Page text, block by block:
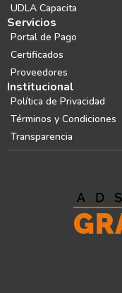
UDLA Capacita
Servicios
Portal de Pago
Certificados
Proveedores
Institucional
Política de Privacidad
Términos y Condiciones
Transparencia